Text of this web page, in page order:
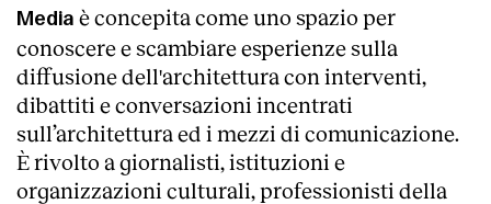
Media è concepita come uno spazio per
conoscere e scambiare esperienze sulla
diffusione dell'architettura con interventi,
dibattiti e conversazioni incentrati
sull’architettura ed i mezzi di comunicazione.
È rivolto a giornalisti, istituzioni e
organizzazioni culturali, professionisti della